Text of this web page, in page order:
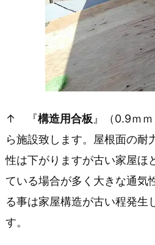
1.
4.
ガ
ル
ニ
ウ
ム
鋼
↑ 『構造用合板』（0.9ｍ
ら施設致します。屋根面の耐
性は下がりますが古い家屋ほ
ている場合が多く大きな通気
る事は家屋構造が古い程発生
す。